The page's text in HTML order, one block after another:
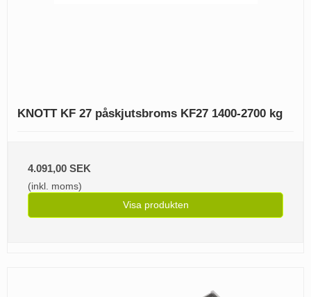
KNOTT KF 27 påskjutsbroms KF27 1400-2700 kg
4.091,00 SEK
(inkl. moms)
Visa produkten